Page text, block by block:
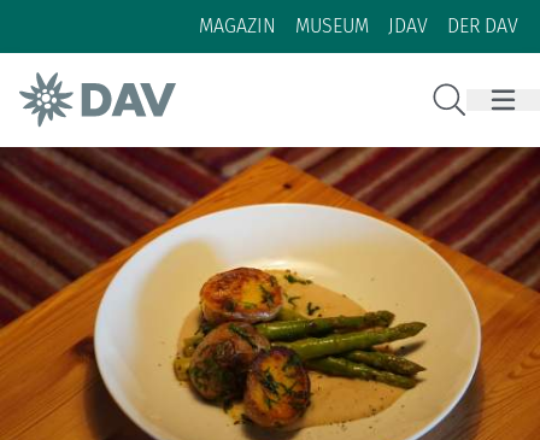
Zum Inhalt
Zur Footer-Navigation
MAGAZIN MUSEUM JDAV DER DAV